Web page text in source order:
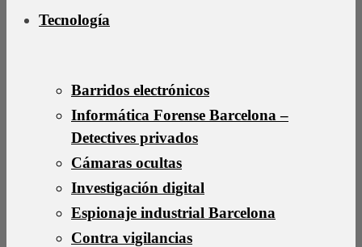
Tecnología
Barridos electrónicos
Informática Forense Barcelona –
Detectives privados
Cámaras ocultas
Investigación digital
Espionaje industrial Barcelona
Contra vigilancias